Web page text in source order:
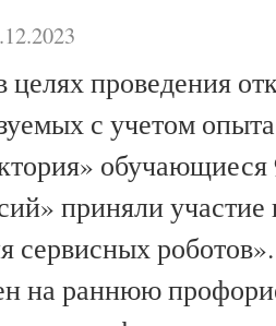
целях проведения
с учетом
обучающиеся
приняли
сервисных
на раннюю